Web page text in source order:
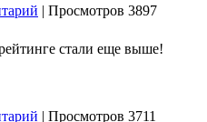
| Просмотров 3897
стали еще выше!
| Просмотров 3711